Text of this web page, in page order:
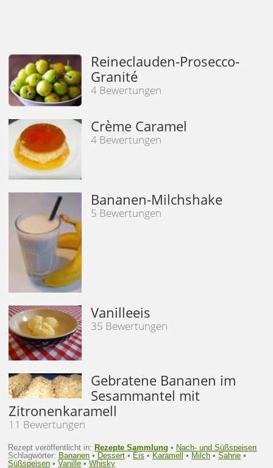
Reineclauden-Prosecco-
Granité
4 Bewertungen
Crème Caramel
4 Bewertungen
Bananen-Milchshake
5 Bewertungen
Vanilleeis
35 Bewertungen
Gebratene Bananen im
Sesammantel mit
Zitronenkaramell
11 Bewertungen
Rezept veröffentlicht in: Rezepte Sammlung • Nach- und Süßspeisen
Schlagwörter: Bananen • Dessert • Eis • Karamell • Milch • Sahne •
Süßspeisen • Vanille • Whisky